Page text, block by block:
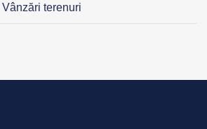
Vânzări terenuri